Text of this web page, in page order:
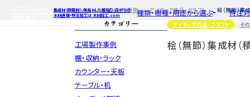
集成材（積層材）、無垢材、化粧貼り、白ポリの
木材通販・特注加工は 木材加工.com
種類・樹種・用途から選ぶ
種類・樹種・用途から
特注
特注対応ご利用ガイド
ホーム 施工・制作事例 アイディア作品・クラフト 桧（無節）集
アイディア作品・クラフト そ
桧（無節）集成材
カテゴリー
工場製作事例
棚・収納・ラック
カウンター・天板
テーブル・机